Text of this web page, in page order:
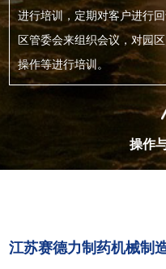
进行培训，定期对客户进行
区管委会来组织会议，对园
操作等进行培训。
操作
江苏赛德力制药机械制